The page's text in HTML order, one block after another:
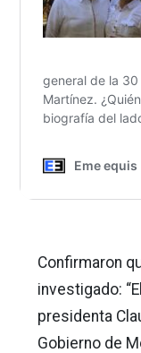
Confirmaron
investigado:
presidenta
Gobierno de